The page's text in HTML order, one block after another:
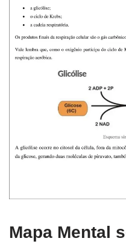
Mapa Mental